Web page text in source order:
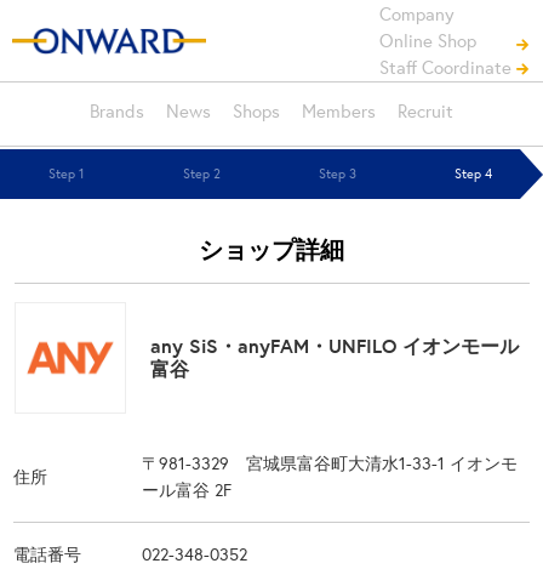
Company
Online Shop
Staff Coordinate
Brands
News Shops Members Recruit
Step 1 Step 2 Step 3 Step 4
ショップ詳細
any SiS・anyFAM・UNFILO イオンモール
富谷
住所
〒981-3329 宮城県富谷町大清水1-33-1 イオンモ
ール富谷 2F
電話番号 022-348-0352